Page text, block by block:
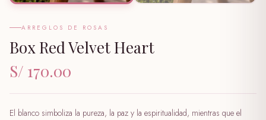
ARREGLOS DE ROSAS
Box Red Velvet Heart
S/ 170.00
El blanco simboliza la pureza, la paz y la espiritualidad, mientras que el